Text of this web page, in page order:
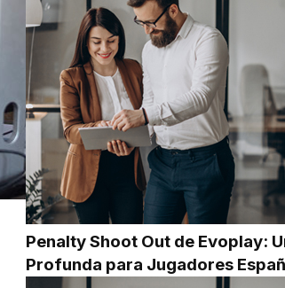
Penalty Shoot Out de Evoplay:
Profunda para Jugadores